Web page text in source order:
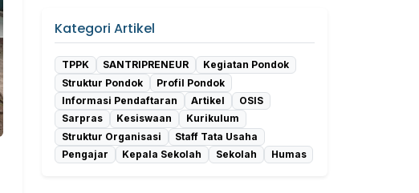
Kategori Artikel
TPPK SANTRIPRENEUR
Kegiatan Pondok
Struktur Pondok
Profil Pondok
Informasi Pendaftaran
Artikel
OSIS
Sarpras
Kesiswaan
Kurikulum
Struktur Organisasi
Staff Tata Usaha
Pengajar
Kepala Sekolah Sekolah Humas